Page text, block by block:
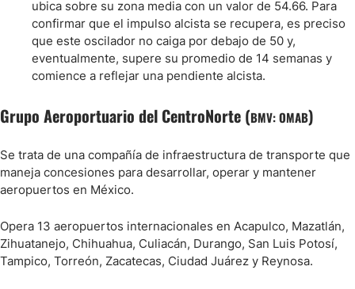
ubica sobre su zona media con un valor de 54.66. Para
confirmar que el impulso alcista se recupera, es preciso
que este oscilador no caiga por debajo de 50 y,
eventualmente, supere su promedio de 14 semanas y
comience a reflejar una pendiente alcista.
Grupo Aeroportuario del CentroNorte (BMV: OMAB)
Se trata de una compañía de infraestructura de transporte que
maneja concesiones para desarrollar, operar y mantener
aeropuertos en México.
Opera 13 aeropuertos internacionales en Acapulco, Mazatlán,
Zihuatanejo, Chihuahua, Culiacán, Durango, San Luis Potosí,
Tampico, Torreón, Zacatecas, Ciudad Juárez y Reynosa.